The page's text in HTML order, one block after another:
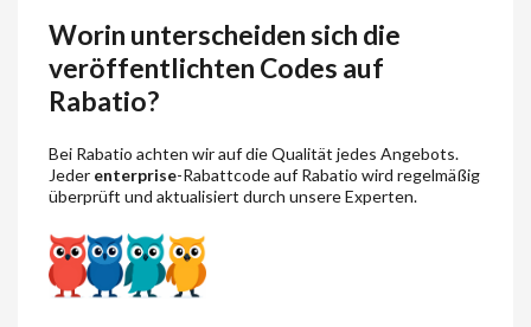
Worin unterscheiden sich die
veröffentlichten Codes auf
Rabatio?
Bei Rabatio achten wir auf die Qualität jedes Angebots.
Jeder enterprise-Rabattcode auf Rabatio wird regelmäßig
überprüft und aktualisiert durch unsere Experten.